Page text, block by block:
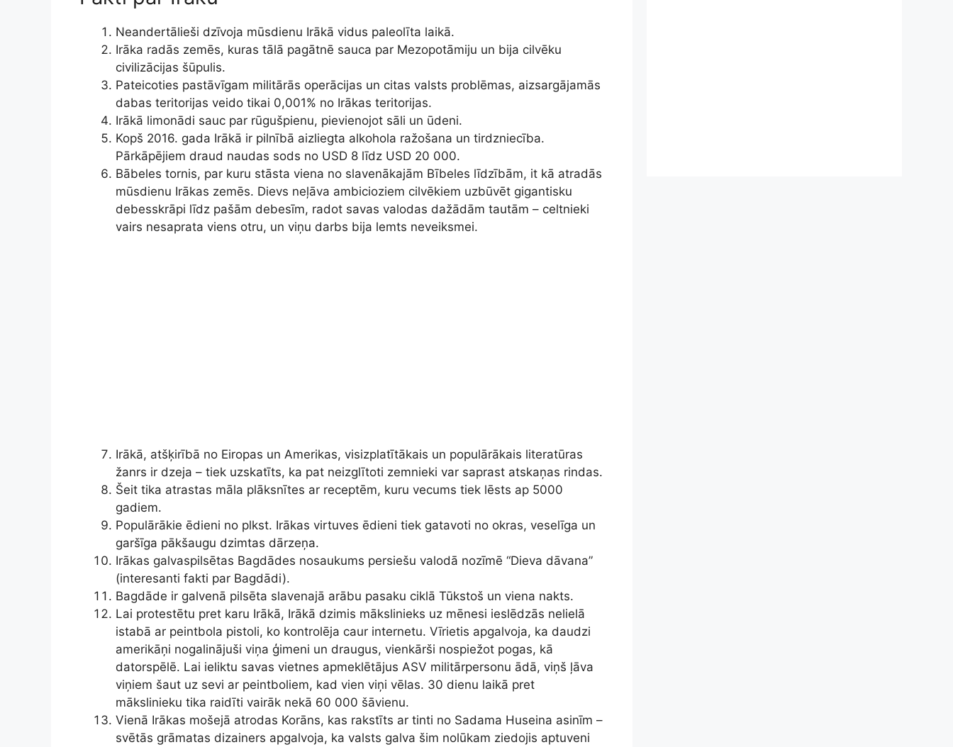
Neandertālieši dzīvoja mūsdienu Irākā vidus paleolīta laikā.
Irāka radās zemēs, kuras tālā pagātnē sauca par Mezopotāmiju un bija cilvēku
civilizācijas šūpulis.
Pateicoties pastāvīgam militārās operācijas un citas valsts problēmas, aizsargājamās
dabas teritorijas veido tikai 0,001% no Irākas teritorijas.
Irākā limonādi sauc par rūgušpienu, pievienojot sāli un ūdeni.
Kopš 2016. gada Irākā ir pilnībā aizliegta alkohola ražošana un tirdzniecība.
Pārkāpējiem draud naudas sods no USD 8 līdz USD 20 000.
Bābeles tornis, par kuru stāsta viena no slavenākajām Bībeles līdzībām, it kā atradās
mūsdienu Irākas zemēs. Dievs neļāva ambicioziem cilvēkiem uzbūvēt gigantisku
debesskrāpi līdz pašām debesīm, radot savas valodas dažādām tautām – celtnieki
vairs nesaprata viens otru, un viņu darbs bija lemts neveiksmei.
Irākā, atšķirībā no Eiropas un Amerikas, visizplatītākais un populārākais literatūras
žanrs ir dzeja – tiek uzskatīts, ka pat neizglītoti zemnieki var saprast atskaņas rindas.
Šeit tika atrastas māla plāksnītes ar receptēm, kuru vecums tiek lēsts ap 5000
gadiem.
Populārākie ēdieni no plkst. Irākas virtuves ēdieni tiek gatavoti no okras, veselīga un
garšīga pākšaugu dzimtas dārzeņa.
Irākas galvaspilsētas Bagdādes nosaukums persiešu valodā nozīmē “Dieva dāvana”
(interesanti fakti par Bagdādi).
Bagdāde ir galvenā pilsēta slavenajā arābu pasaku ciklā Tūkstoš un viena nakts.
Lai protestētu pret karu Irākā, Irākā dzimis mākslinieks uz mēnesi ieslēdzās nelielā
istabā ar peintbola pistoli, ko kontrolēja caur internetu. Vīrietis apgalvoja, ka daudzi
amerikāņi nogalinājuši viņa ģimeni un draugus, vienkārši nospiežot pogas, kā
datorspēlē. Lai ieliktu savas vietnes apmeklētājus ASV militārpersonu ādā, viņš ļāva
viņiem šaut uz sevi ar peintboliem, kad vien viņi vēlas. 30 dienu laikā pret
mākslinieku tika raidīti vairāk nekā 60 000 šāvienu.
Vienā Irākas mošejā atrodas Korāns, kas rakstīts ar tinti no Sadama Huseina asinīm –
svētās grāmatas dizainers apgalvoja, ka valsts galva šim nolūkam ziedojis aptuveni